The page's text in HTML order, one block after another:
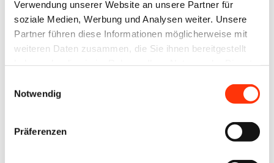
Verwendung unserer Website an unsere Partner für
soziale Medien, Werbung und Analysen weiter. Unsere
Partner führen diese Informationen möglicherweise mit
weiteren Daten zusammen, die Sie ihnen bereitgestellt
Notwendig
Präferenzen
Meldungen